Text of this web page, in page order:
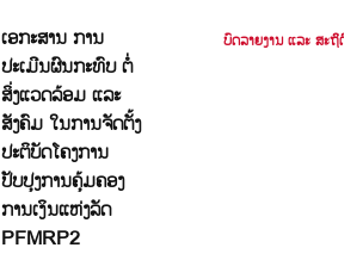
ເອກະສານ ການ
ປະເມີນຜົນກະທົບ ຕໍ່
ສິ່ງແວດລ້ອມ ແລະ
ສັງຄົມ ໃນການຈັດຕັ້ງ
ປະຕິບັດໂຄງການ
ປັບປຸງການຄຸ້ມຄອງ
ການເງິນແຫ່ງລັດ
PFMRP2
ບົດລາຍງານ ແລະ ສະຖິຕິ